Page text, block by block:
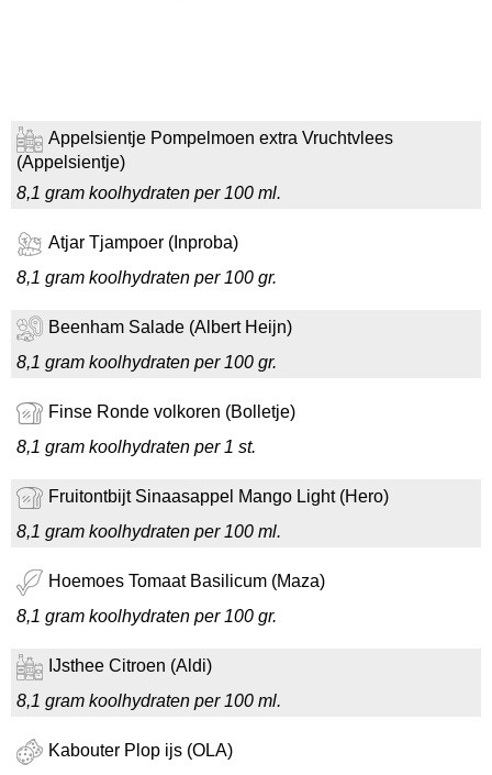
Appelsientje Pompelmoen extra Vruchtvlees
(Appelsientje)
8,1 gram koolhydraten per 100 ml.
Atjar Tjampoer (Inproba)
8,1 gram koolhydraten per 100 gr.
Beenham Salade (Albert Heijn)
8,1 gram koolhydraten per 100 gr.
Finse Ronde volkoren (Bolletje)
8,1 gram koolhydraten per 1 st.
Fruitontbijt Sinaasappel Mango Light (Hero)
8,1 gram koolhydraten per 100 ml.
Hoemoes Tomaat Basilicum (Maza)
8,1 gram koolhydraten per 100 gr.
IJsthee Citroen (Aldi)
8,1 gram koolhydraten per 100 ml.
Kabouter Plop ijs (OLA)